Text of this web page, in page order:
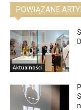
POWIĄZANE
Aktualności